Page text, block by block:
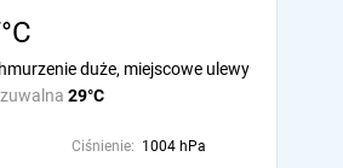
29°C
duże, miejscowe ulewy
Ciśnienie: 1004 hPa